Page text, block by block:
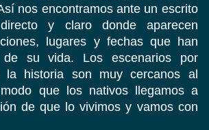
nos encontramos ante un escrito
directo y claro donde aparecen
lugares y fechas que han
de su vida. Los escenarios por
la historia son muy cercanos al
que los nativos llegamos a
de que lo vivimos y vamos con